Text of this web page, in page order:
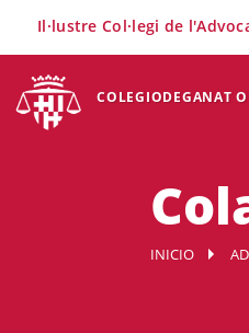
COLEGIODEGANAT
Il·lustre Col·legi de
INICIO